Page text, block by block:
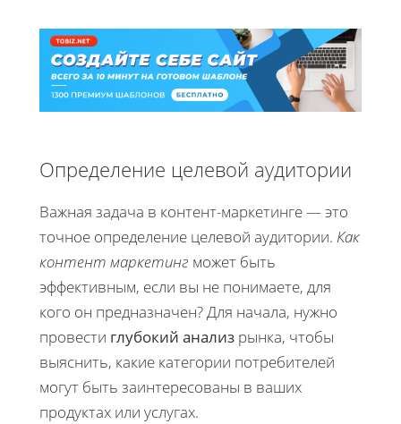
Определение целевой аудитории
Важная задача в контент-маркетинге — это
точное определение целевой аудитории. Как
контент маркетинг может быть
эффективным, если вы не понимаете, для
кого он предназначен? Для начала, нужно
провести глубокий анализ рынка, чтобы
выяснить, какие категории потребителей
могут быть заинтересованы в ваших
продуктах или услугах.